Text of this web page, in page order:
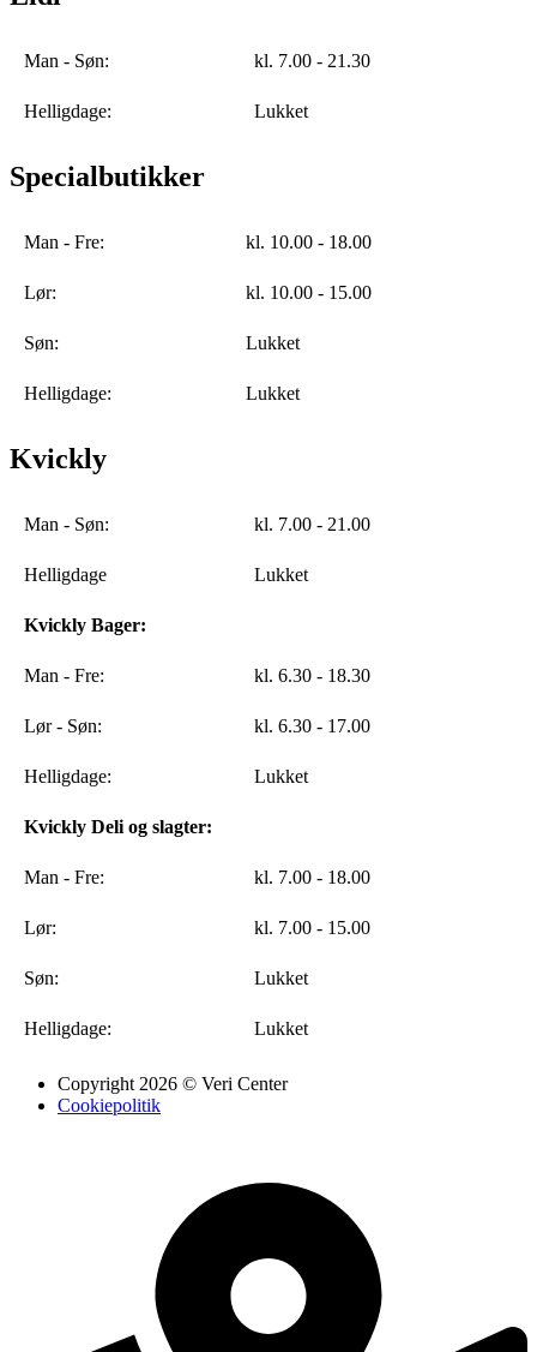
Man - Søn: kl. 7.00 - 21.30
Helligdage: Lukket
Specialbutikker
Man - Fre: kl. 10.00 - 18.00
Lør: kl. 10.00 - 15.00
Søn: Lukket
Helligdage: Lukket
Kvickly
Man - Søn: kl. 7.00 - 21.00
Helligdage Lukket
Kvickly Bager:
Man - Fre: kl. 6.30 - 18.30
Lør - Søn: kl. 6.30 - 17.00
Helligdage: Lukket
Kvickly Deli og slagter:
Man - Fre: kl. 7.00 - 18.00
Lør: kl. 7.00 - 15.00
Søn: Lukket
Helligdage: Lukket
Copyright 2026 © Veri Center
Cookiepolitik